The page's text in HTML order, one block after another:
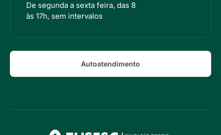
De segunda a sexta feira, das 8
às 17h, sem intervalos
Autoatendimento